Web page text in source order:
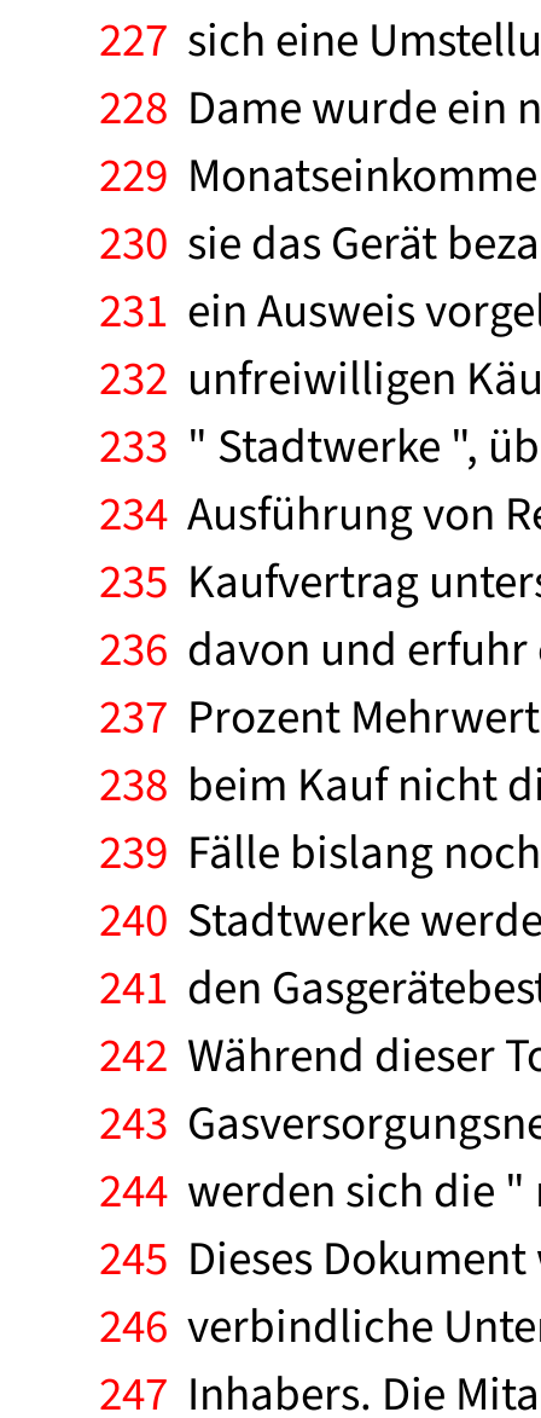
227 sich eine
228 Dame wurde ein
229
230 sie das Gerät
231 ein Ausweis
232 unfreiwilligen
233 " Stadtwerke ",
234 Ausführung von
235 Kaufvertrag
236 davon und
237 Prozent
238 beim Kauf nicht
239 Fälle bislang
240 Stadtwerke
241 den
242 Während dieser
243
244 werden sich die
245 Dieses
246 verbindliche
247 Inhabers. Die